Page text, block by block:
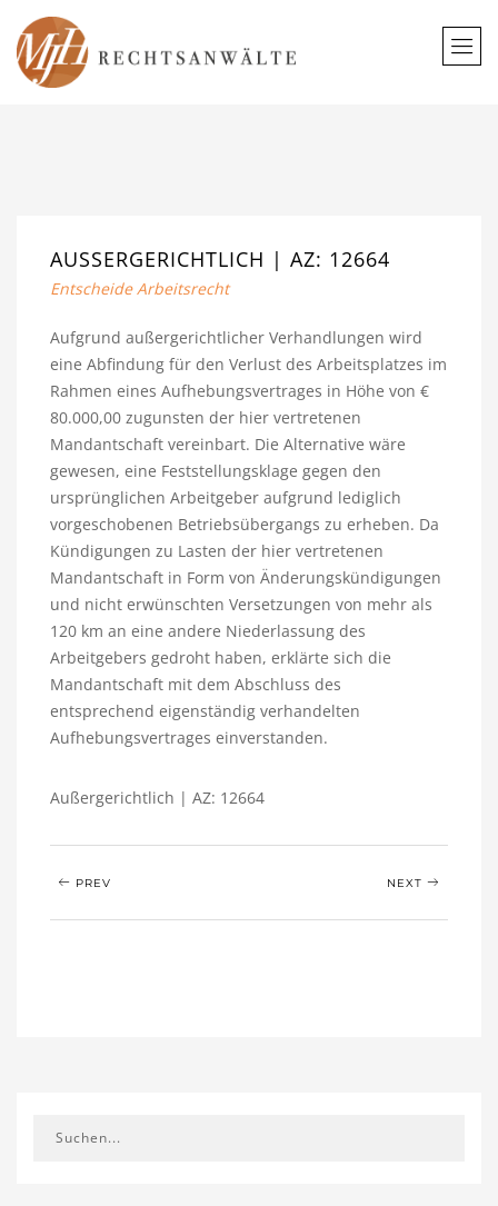
AUSSERGERICHTLICH | AZ: 12664
Entscheide Arbeitsrecht
Aufgrund außergerichtlicher Verhandlungen wird
eine Abfindung für den Verlust des Arbeitsplatzes im
Rahmen eines Aufhebungsvertrages in Höhe von €
80.000,00 zugunsten der hier vertretenen
Mandantschaft vereinbart. Die Alternative wäre
gewesen, eine Feststellungsklage gegen den
ursprünglichen Arbeitgeber aufgrund lediglich
vorgeschobenen Betriebsübergangs zu erheben. Da
Kündigungen zu Lasten der hier vertretenen
Mandantschaft in Form von Änderungskündigungen
und nicht erwünschten Versetzungen von mehr als
120 km an eine andere Niederlassung des
Arbeitgebers gedroht haben, erklärte sich die
Mandantschaft mit dem Abschluss des
entsprechend eigenständig verhandelten
Aufhebungsvertrages einverstanden.
Außergerichtlich | AZ: 12664
PREV NEXT